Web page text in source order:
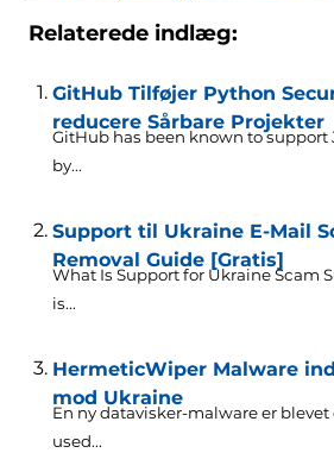
Relaterede indlæg:
GitHub Tilføjer Python
reducere Sårbare Projekter
GitHub has been known to support
by...
Support til Ukraine E-Mail
Removal Guide [Gratis]
What Is Support for Ukraine Scam
is...
HermeticWiper Malware
mod Ukraine
En ny datavisker-malware er blevet
used...